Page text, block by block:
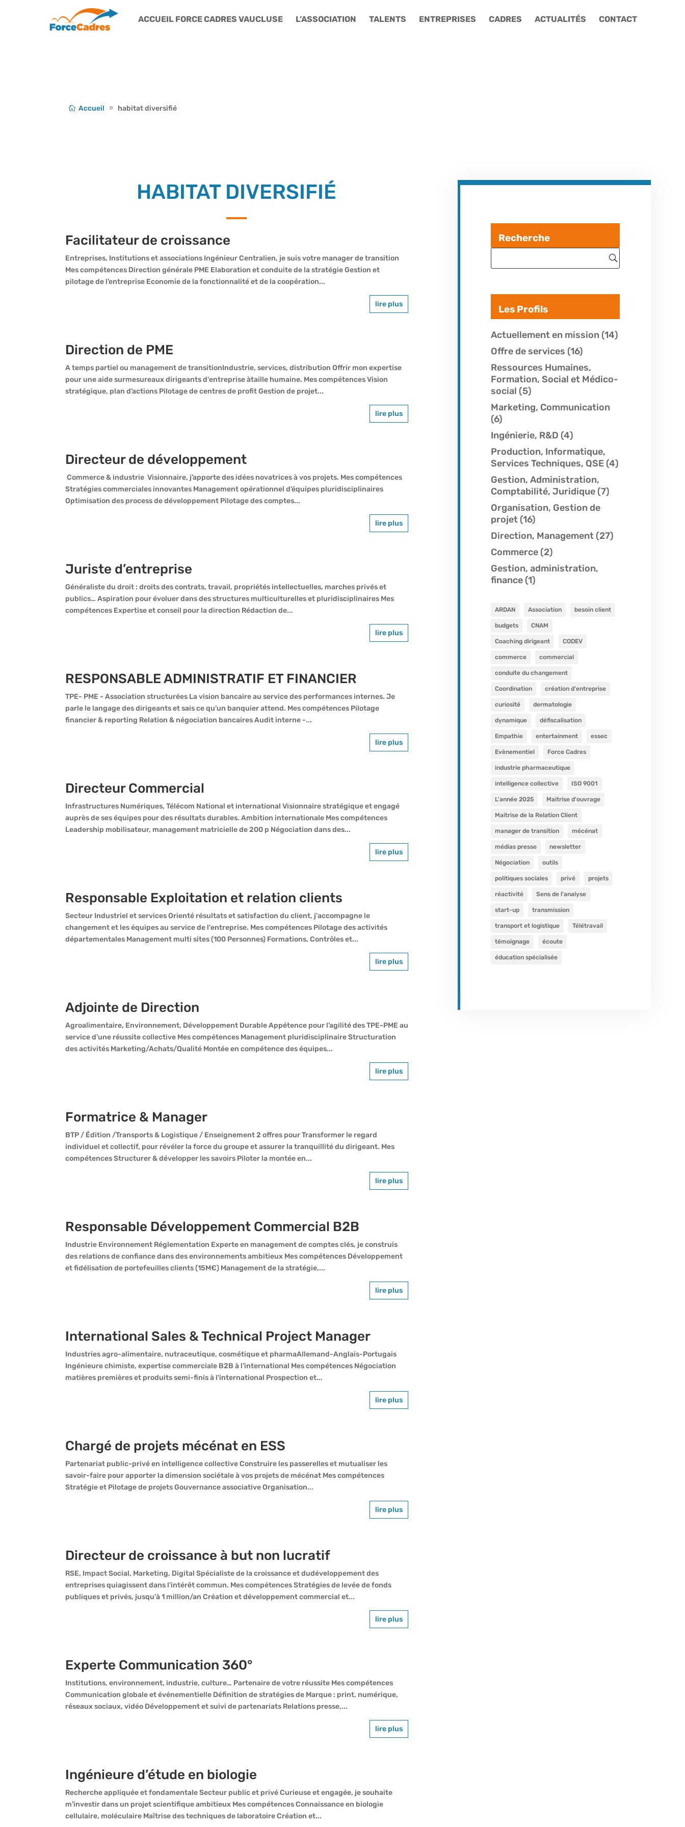
ACCUEIL FORCE CADRES VAUCLUSE L’ASSOCIATION TALENTS ENTREPRISES CADRES ACTUALITÉS CONTACT
Accueil habitat diversifié
HABITAT DIVERSIFIÉ
Facilitateur de croissance
Entreprises, Institutions et associations Ingénieur Centralien, je suis votre manager de transition
Mes compétences Direction générale PME Elaboration et conduite de la stratégie Gestion et
pilotage de l’entreprise Economie de la fonctionnalité et de la coopération...
lire plus
Direction de PME
A temps partiel ou management de transitionIndustrie, services, distribution Offrir mon expertise
pour une aide surmesureaux dirigeants d'entreprise àtaille humaine. Mes compétences Vision
stratégique, plan d’actions Pilotage de centres de profit Gestion de projet...
lire plus
Directeur de développement
Commerce & industrie Visionnaire, j’apporte des idées novatrices à vos projets. Mes compétences
Stratégies commerciales innovantes Management opérationnel d’équipes pluridisciplinaires
Optimisation des process de développement Pilotage des comptes...
lire plus
Juriste d’entreprise
Généraliste du droit : droits des contrats, travail, propriétés intellectuelles, marches privés et
publics… Aspiration pour évoluer dans des structures multiculturelles et pluridisciplinaires Mes
compétences Expertise et conseil pour la direction Rédaction de...
lire plus
RESPONSABLE ADMINISTRATIF ET FINANCIER
TPE- PME - Association structurées La vision bancaire au service des performances internes. Je
parle le langage des dirigeants et sais ce qu’un banquier attend. Mes compétences Pilotage
financier & reporting Relation & négociation bancaires Audit interne -...
lire plus
Directeur Commercial
Infrastructures Numériques, Télécom National et international Visionnaire stratégique et engagé
auprès de ses équipes pour des résultats durables. Ambition internationale Mes compétences
Leadership mobilisateur, management matricielle de 200 p Négociation dans des...
lire plus
Responsable Exploitation et relation clients
Secteur Industriel et services Orienté résultats et satisfaction du client, j'accompagne le
changement et les équipes au service de l'entreprise. Mes compétences Pilotage des activités
départementales Management multi sites (100 Personnes) Formations, Contrôles et...
lire plus
Adjointe de Direction
Agroalimentaire, Environnement, Développement Durable Appétence pour l’agilité des TPE-PME au
service d’une réussite collective Mes compétences Management pluridisciplinaire Structuration
des activités Marketing/Achats/Qualité Montée en compétence des équipes...
lire plus
Formatrice & Manager
BTP / Édition /Transports & Logistique / Enseignement 2 offres pour Transformer le regard
individuel et collectif, pour révéler la force du groupe et assurer la tranquillité du dirigeant. Mes
compétences Structurer & développer les savoirs Piloter la montée en...
lire plus
Responsable Développement Commercial B2B
Industrie Environnement Réglementation Experte en management de comptes clés, je construis
des relations de confiance dans des environnements ambitieux Mes compétences Développement
et fidélisation de portefeuilles clients (15M€) Management de la stratégie,...
lire plus
International Sales & Technical Project Manager
Industries agro-alimentaire, nutraceutique, cosmétique et pharmaAllemand-Anglais-Portugais
Ingénieure chimiste, expertise commerciale B2B à l’international Mes compétences Négociation
matières premières et produits semi-finis à l'international Prospection et...
lire plus
Chargé de projets mécénat en ESS
Partenariat public-privé en intelligence collective Construire les passerelles et mutualiser les
savoir-faire pour apporter la dimension sociétale à vos projets de mécénat Mes compétences
Stratégie et Pilotage de projets Gouvernance associative Organisation...
lire plus
Directeur de croissance à but non lucratif
RSE, Impact Social, Marketing, Digital Spécialiste de la croissance et dudéveloppement des
entreprises quiagissent dans l'intérêt commun. Mes compétences Stratégies de levée de fonds
publiques et privés, jusqu'à 1 million/an Création et développement commercial et...
lire plus
Experte Communication 360°
Institutions, environnement, industrie, culture… Partenaire de votre réussite Mes compétences
Communication globale et événementielle Définition de stratégies de Marque : print, numérique,
réseaux sociaux, vidéo Développement et suivi de partenariats Relations presse,...
lire plus
Ingénieure d’étude en biologie
Recherche appliquée et fondamentale Secteur public et privé Curieuse et engagée, je souhaite
m’investir dans un projet scientifique ambitieux Mes compétences Connaissance en biologie
cellulaire, moléculaire Maîtrise des techniques de laboratoire Création et...
Recherche
Les Profils
Actuellement en mission (14)
Offre de services (16)
Ressources Humaines,
Formation, Social et Médico-
social (5)
Marketing, Communication
(6)
Ingénierie, R&D (4)
Production, Informatique,
Services Techniques, QSE (4)
Gestion, Administration,
Comptabilité, Juridique (7)
Organisation, Gestion de
projet (16)
Direction, Management (27)
Commerce (2)
Gestion, administration,
finance (1)
ARDAN Association besoin client
budgets CNAM
Coaching dirigeant CODEV
commerce commercial
conduite du changement
Coordination création d'entreprise
curiosité dermatologie
dynamique défiscalisation
Empathie entertainment essec
Evènementiel Force Cadres
industrie pharmaceutique
intelligence collective ISO 9001
L'année 2025 Maitrise d'ouvrage
Maitrise de la Relation Client
manager de transition mécénat
médias presse newsletter
Négociation outils
politiques sociales privé projets
réactivité Sens de l’analyse
start-up transmission
transport et logistique Télétravail
témoignage écoute
éducation spécialisée